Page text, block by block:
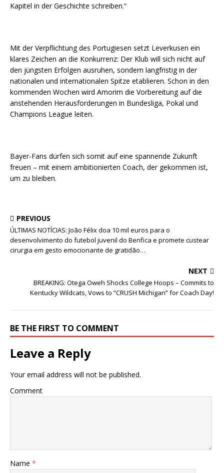
Kapitel in der Geschichte schreiben.“
Mit der Verpflichtung des Portugiesen setzt Leverkusen ein
klares Zeichen an die Konkurrenz: Der Klub will sich nicht auf
den jüngsten Erfolgen ausruhen, sondern langfristig in der
nationalen und internationalen Spitze etablieren. Schon in den
kommenden Wochen wird Amorim die Vorbereitung auf die
anstehenden Herausforderungen in Bundesliga, Pokal und
Champions League leiten.
Bayer-Fans dürfen sich somit auf eine spannende Zukunft
freuen – mit einem ambitionierten Coach, der gekommen ist,
um zu bleiben.
PREVIOUS
ÚLTIMAS NOTÍCIAS: João Félix doa 10 mil euros para o
desenvolvimento do futebol juvenil do Benfica e promete custear
cirurgia em gesto emocionante de gratidão…
NEXT
BREAKING: Otega Oweh Shocks College Hoops – Commits to
Kentucky Wildcats, Vows to “CRUSH Michigan” for Coach Day!
BE THE FIRST TO COMMENT
Leave a Reply
Your email address will not be published.
Comment
Name *